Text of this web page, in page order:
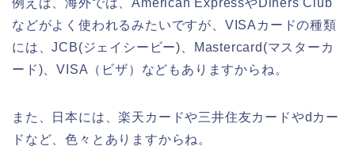
などがよく使われるみたいですが、VISAカードの種類
には、JCB(ジェイシービー)、Mastercard(マスターカ
ード)、VISA（ビザ）などもありますからね。
また、日本には、楽天カードや三井住友カードやdカー
ドなど、色々とありますからね。